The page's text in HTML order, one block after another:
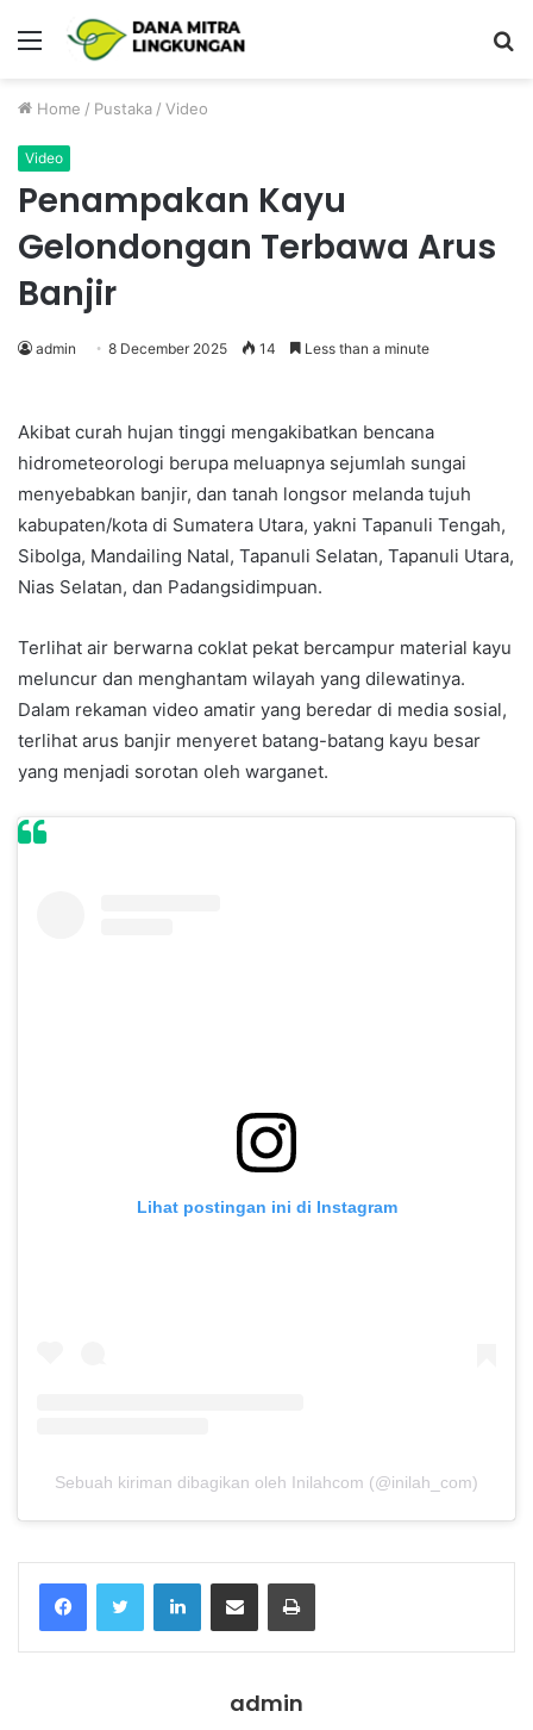
Menu
Home / Pustaka / Video
Video
Penampakan Kayu
Gelondongan Terbawa Arus
Banjir
admin 8 December 2025 14 Less than a minute
Akibat curah hujan tinggi mengakibatkan bencana
hidrometeorologi berupa meluapnya sejumlah sungai
menyebabkan banjir, dan tanah longsor melanda tujuh
kabupaten/kota di Sumatera Utara, yakni Tapanuli Tengah,
Sibolga, Mandailing Natal, Tapanuli Selatan, Tapanuli Utara,
Nias Selatan, dan Padangsidimpuan.
Terlihat air berwarna coklat pekat bercampur material kayu
meluncur dan menghantam wilayah yang dilewatinya.
Dalam rekaman video amatir yang beredar di media sosial,
terlihat arus banjir menyeret batang-batang kayu besar
yang menjadi sorotan oleh warganet.
Lihat postingan ini di Instagram
Sebuah kiriman dibagikan oleh Inilahcom (@inilah_com)
FacebookTwitter LinkedInShare via Email Print
admin